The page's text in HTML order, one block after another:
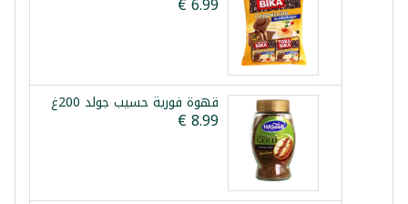
قهوة فورية حسيب جولد 200غ